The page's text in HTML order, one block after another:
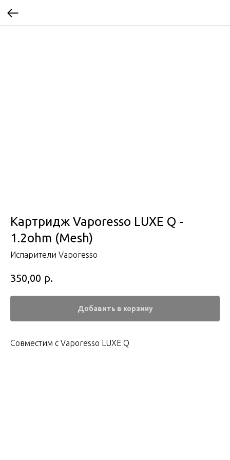
Картридж Vaporesso LUXE Q -
1.2ohm (Mesh)
Испарители Vaporesso
350,00 р.
Добавить в корзину
Совместим с Vaporesso LUXE Q